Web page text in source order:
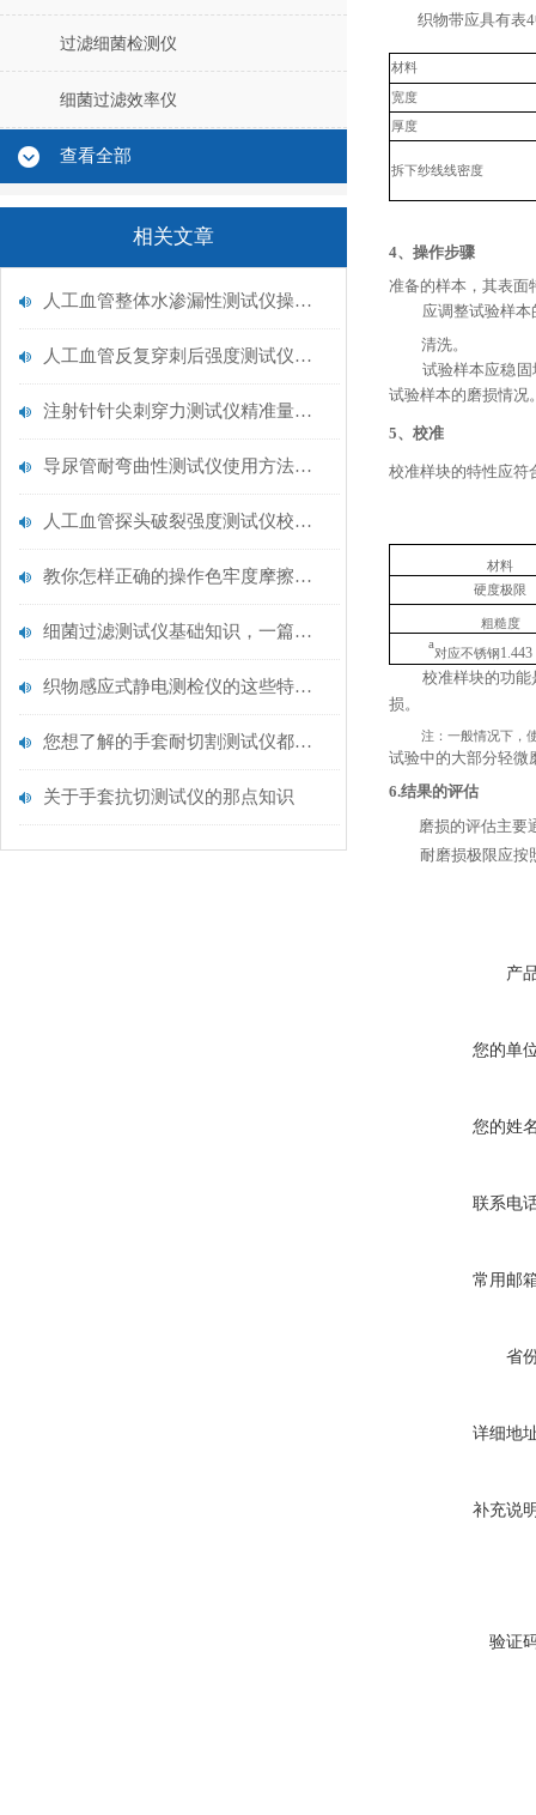
过滤细菌检测仪
细菌过滤效率仪
查看全部
相关文章
人工血管整体水渗漏性测试仪操作中最容易出错的步骤
人工血管反复穿刺后强度测试仪是什么？透析患者的“生命管“质量靠它把关！
注射针针尖刺穿力测试仪精准量化针尖锋利度，构筑临床安全防线
导尿管耐弯曲性测试仪使用方法与操作规范
人工血管探头破裂强度测试仪校准规范：精准赋能医疗安全的技术基准
教你怎样正确的操作色牢度摩擦测试机
细菌过滤测试仪基础知识，一篇搞定
织物感应式静电测检仪的这些特点很少有人都知道
您想了解的手套耐切割测试仪都在这里了
关于手套抗切测试仪的那点知识
织物带应具有表4
材料
宽度
厚度
拆下纱线线密度
4、 操作步骤
准备的样本，其表面
应调整试验样本
清洗。
试验样本应稳固
试验样本的磨损情况
5、 校准
校准样块的特性应符
材料
硬度极限
粗糙度
a
对应不锈钢 1.443
校准样块的功
损。
注：一般情况下，
试验中的大部分轻微
6.结果的评估
磨损的评估主要
耐磨损极限应按
产
您的单
您的姓
联系电
常用邮
省
详细地
补充说
验证